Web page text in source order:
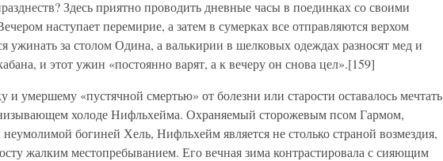
Здесь приятно проводить дневные часы в поединках со своими
наступает перемирие, а затем в сумерках все отправляются верхом
ужинать за столом Одина, а валькирии в шелковых одеждах разносят мед и
и этот ужин «постоянно варят, а к вечеру он снова цел».[159]
и умершему «пустячной смертью» от болезни или старости оставалось мечтать
холоде Нифльхейма. Охраняемый сторожевым псом Гармом,
богиней Хель, Нифльхейм является не столько страной возмездия,
жалким местопребыванием. Его вечная зима контрастировала с сияющим